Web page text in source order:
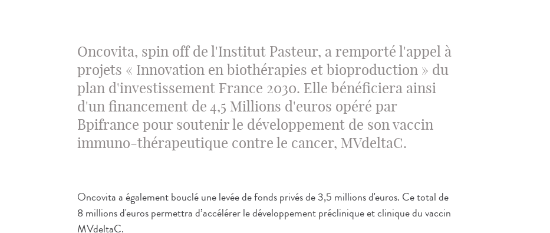
Oncovita, spin off de l'Institut Pasteur, a remporté l'appel à
projets « Innovation en biothérapies et bioproduction » du
plan d'investissement France 2030. Elle bénéficiera ainsi
d'un financement de 4,5 Millions d'euros opéré par
Bpifrance pour soutenir le développement de son vaccin
immuno-thérapeutique contre le cancer, MVdeltaC.
Oncovita a également bouclé une levée de fonds privés de 3,5 millions d'euros. Ce total de
8 millions d'euros permettra d’accélérer le développement préclinique et clinique du vaccin
MVdeltaC.